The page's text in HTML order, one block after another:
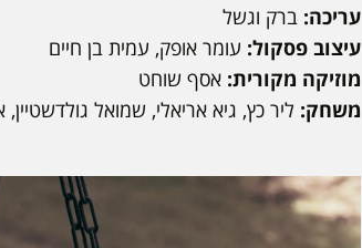
עריכה: ברק וגשל
עיצוב פסקול: עומר אופק, עמית בן חיים
מוזיקה מקורית: אסף שוחט
משחק: ליר כץ, גיא אריאלי, שמואל